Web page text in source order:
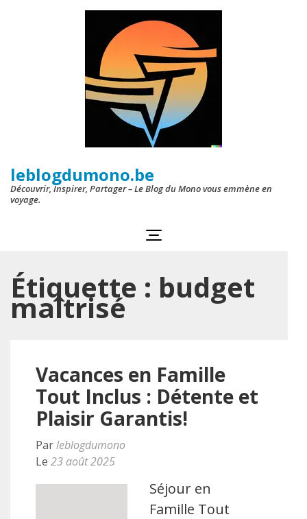
leblogdumono.be
Découvrir, Inspirer, Partager – Le Blog du Mono vous emmène en
voyage.
Étiquette : budget
maîtrisé
Vacances en Famille
Tout Inclus : Détente et
Plaisir Garantis!
Parleblogdumono
Le 23 août 2025
Séjour en
Famille Tout